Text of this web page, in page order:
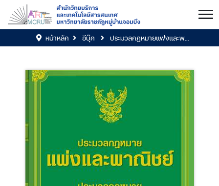
หน้าหลัก อีบุ๊ค ประมวลกฎหมายแพ่งและพ...